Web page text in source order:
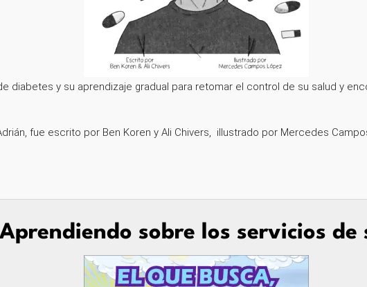
diabetes y su aprendizaje gradual para retomar el control de su salud y
fue escrito por Ben Koren y Ali Chivers, illustrado por Mercedes
sobre los servicios de